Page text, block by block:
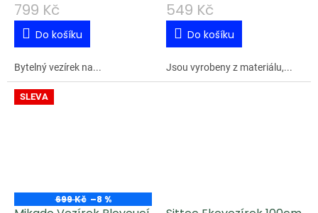
799 Kč
Do košíku
Bytelný vezírek na...
549 Kč
Do košíku
Jsou vyrobeny z materiálu,...
SLEVA
699 Kč –8 %